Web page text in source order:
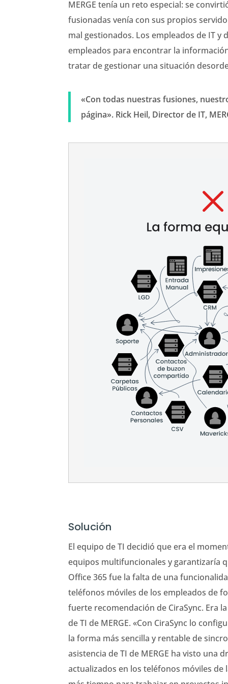
MERGE tenía un reto especial: se
fusionadas venía con sus propios
mal gestionados. Los empleados de IT
empleados para encontrar la
tratar de gestionar una situación
«Con todas nuestras fusiones,
página». Rick Heil, Director de IT,
Solución
El equipo de TI decidió que era el
equipos multifuncionales y garantizaría
Office 365 fue la falta de una
teléfonos móviles de los empleados de
fuerte recomendación de CiraSync. Era
de TI de MERGE. «Con CiraSync lo
la forma más sencilla y rentable de
asistencia de TI de MERGE ha visto
actualizados en los teléfonos móviles de